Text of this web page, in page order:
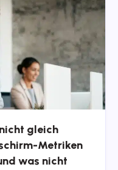
gleich
Metriken
was nicht